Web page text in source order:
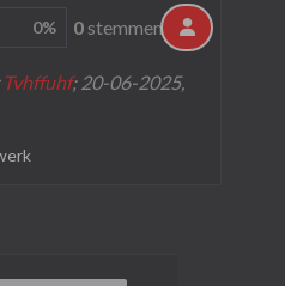
0% 0 stemmen
Tvhffuhf; 20-06-2025,